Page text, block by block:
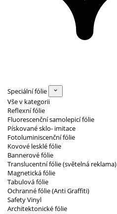
Speciální fólie
Vše v kategorii
Reflexní fólie
Fluorescenční samolepicí fólie
Pískované sklo- imitace
Fotoluminiscenční fólie
Kovové lesklé fólie
Bannerové fólie
Translucentní fólie (světelná reklama)
Magnetická fólie
Tabulová fólie
Ochranné fólie (Anti Graffiti)
Safety Vinyl
Architektonické fólie